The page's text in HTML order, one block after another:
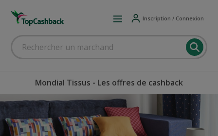
Inscription / Connexion
Mondial Tissus - Les offres de cashback